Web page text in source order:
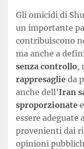
Gli omicidi di
un importante
contribuiscono
ma anche a
senza controllo,
rappresaglie da
anche dell’Iran
sproporzionate
essere adeguate
provenienti dai
opinioni